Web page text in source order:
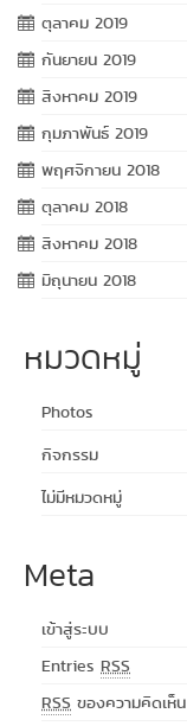
ตุลาคม 2019
กันยายน 2019
สิงหาคม 2019
กุมภาพันธ์ 2019
พฤศจิกายน 2018
ตุลาคม 2018
สิงหาคม 2018
มิถุนายน 2018
หมวดหมู่
Photos
กิจกรรม
ไม่มีหมวดหมู่
Meta
เข้าสู่ระบบ
Entries RSS
RSS ของความคิดเห็น